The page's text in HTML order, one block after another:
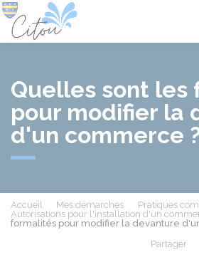
Quelles sont les
pour modifier la
d'un commerce
Accueil Mes démarches
Pratiques
Autorisations pour l'installation d'un
formalités pour modifier la devanture
Partager